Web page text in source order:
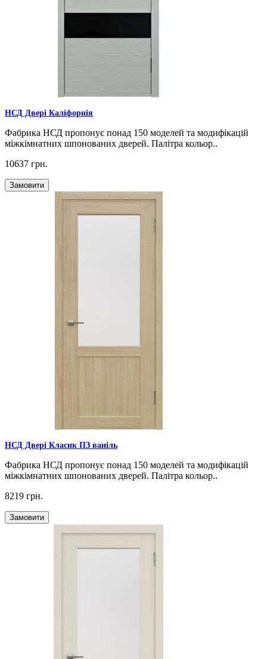
НСД Двері Каліфорнія
Фабрика НСД пропонує понад 150 моделей та модифікацій
міжкімнатних шпонованих дверей. Палітра кольор..
10637 грн.
Замовити
НСД Двері Класик ПЗ ваніль
Фабрика НСД пропонує понад 150 моделей та модифікацій
міжкімнатних шпонованих дверей. Палітра кольор..
8219 грн.
Замовити